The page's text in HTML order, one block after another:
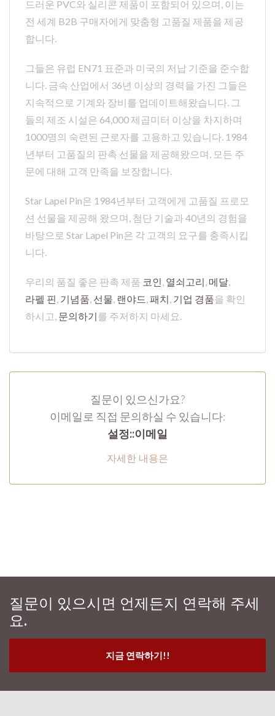
드러운 PVC와 실리콘 제품이 포함되어 있으며, 이는
전 세계 B2B 구매자에게 맞춤형 고품질 제품을 제공
합니다.
그들은 유럽 EN71 표준과 미국의 저납 기준을 준수합
니다. 금속 산업에서 36년 이상의 경력을 가진 그들은
지속적으로 기계와 장비를 업데이트해왔습니다. 그
들의 제조 시설은 64,000 제곱미터 이상을 차지하며
1000명의 숙련된 근로자를 고용하고 있습니다. 1984
년부터 고품질의 판촉 선물을 제공해왔으며, 모든 주
문에 대해 고객 만족을 보장합니다.
Star Lapel Pin은 1984년부터 고객에게 고품질 프로모
션 선물을 제공해 왔으며, 첨단 기술과 40년의 경험을
바탕으로 Star Lapel Pin은 각 고객의 요구를 충족시킵
니다.
우리의 품질 좋은 판촉 제품 코인, 열쇠고리, 메달,
라펠 핀, 기념품, 선물, 랜야드,패치, 기업 경품을 확인
하시고, 문의하기를 주저하지 마세요.
질문이 있으신가요?
이메일로 직접 문의하실 수 있습니다:
설정::이메일
자세한 내용은
질문이 있으시면 언제든지 연락해 주세
요.
지금 연락하기!!